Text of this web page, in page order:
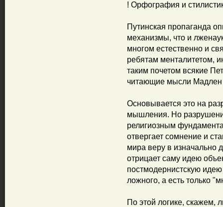
! Орфография и
Путинская пропаганда
механизмы, что и
многом естественно и
ребятам менталитетом,
таким почетом всякие
читающие мысли Мадлен
Основывается это на
мышления. Но
религиозным
отвергает сомнение и
мира веру в изначально
отрицает саму идею
постмодернистскую идею
ложного, а есть только
По этой логике, скажем,